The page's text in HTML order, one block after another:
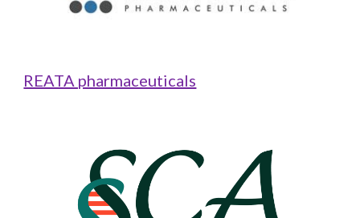
REATA pharmaceuticals